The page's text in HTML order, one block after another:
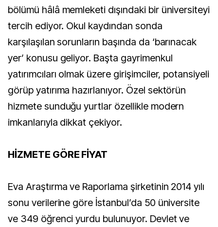
bölümü hâlâ memleketi dışındaki bir üniversiteyi
tercih ediyor. Okul kaydından sonda
karşılaşılan sorunların başında da ‘barınacak
yer’ konusu geliyor. Başta gayrimenkul
yatırımcıları olmak üzere girişimciler, potansiyeli
görüp yatırıma hazırlanıyor. Özel sektörün
hizmete sunduğu yurtlar özellikle modern
imkanlarıyla dikkat çekiyor.
HİZMETE GÖRE FİYAT
Eva Araştırma ve Raporlama şirketinin 2014 yılı
sonu verilerine göre İstanbul’da 50 üniversite
ve 349 öğrenci yurdu bulunuyor. Devlet ve